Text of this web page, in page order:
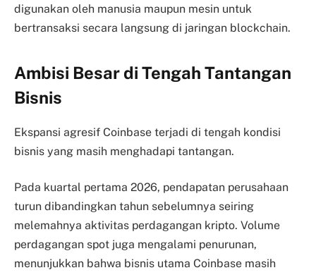
digunakan oleh manusia maupun mesin untuk
bertransaksi secara langsung di jaringan blockchain.
Ambisi Besar di Tengah Tantangan
Bisnis
Ekspansi agresif Coinbase terjadi di tengah kondisi
bisnis yang masih menghadapi tantangan.
Pada kuartal pertama 2026, pendapatan perusahaan
turun dibandingkan tahun sebelumnya seiring
melemahnya aktivitas perdagangan kripto. Volume
perdagangan spot juga mengalami penurunan,
menunjukkan bahwa bisnis utama Coinbase masih